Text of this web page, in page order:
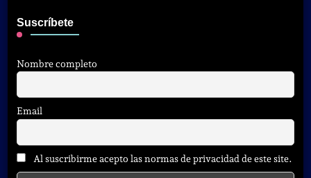
Suscríbete
Nombre completo
Email
Al suscribirme acepto las normas de privacidad de este site.